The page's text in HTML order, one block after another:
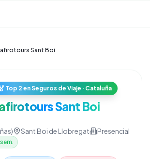
Sant Boi
Top 2 en Seguros de Viaje · Cataluña
Sant Boi
Sant Boi de Llobregat Presencial
sem.